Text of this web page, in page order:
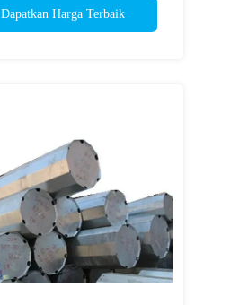
Dapatkan Harga Terbaik